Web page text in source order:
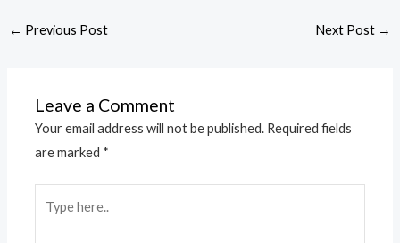
← Previous Post Next Post →
Leave a Comment
Your email address will not be published. Required fields
are marked *
here..